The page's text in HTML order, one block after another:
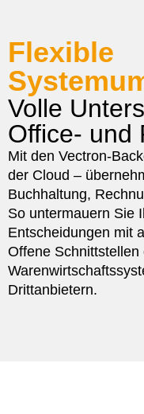
Flexible
Volle
Office- und
Mit den Vectron-
der Cloud –
Buchhaltung,
So untermauern Sie
Entscheidungen mit
Offene
Drittanbietern.